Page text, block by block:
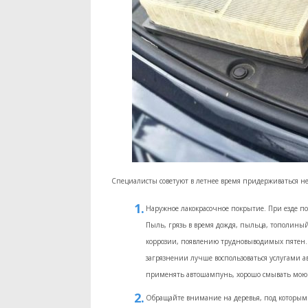
Специалисты советуют в летнее время придерживаться
Наружное лакокрасочное покрытие. При езде
Пыль, грязь в время дождя, пыльца,
коррозии, появлению трудновыводимых
загрязнении лучше воспользоваться
применять автошампунь, хорошо смывать
Обращайте внимание на деревья, под